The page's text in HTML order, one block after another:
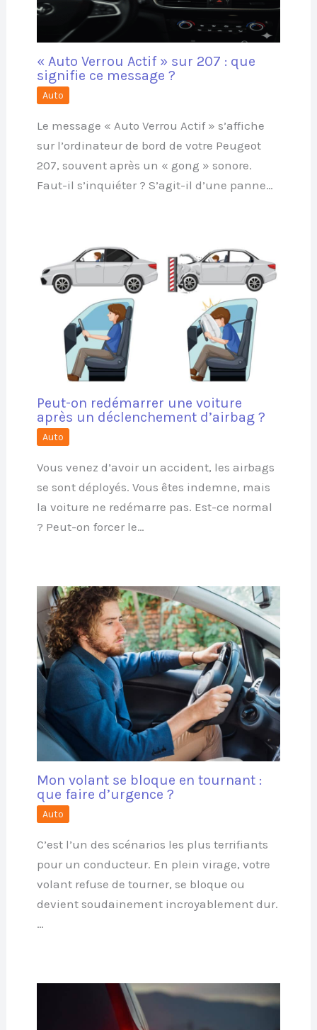
« Auto Verrou Actif » sur 207 : que
signifie ce message ?
Auto
Le message « Auto Verrou Actif » s’affiche
sur l’ordinateur de bord de votre Peugeot
207, souvent après un « gong » sonore.
Faut-il s’inquiéter ? S’agit-il d’une panne…
Peut-on redémarrer une voiture
après un déclenchement d’airbag ?
Auto
Vous venez d’avoir un accident, les airbags
se sont déployés. Vous êtes indemne, mais
la voiture ne redémarre pas. Est-ce normal
? Peut-on forcer le…
Mon volant se bloque en tournant :
que faire d’urgence ?
Auto
C’est l’un des scénarios les plus terrifiants
pour un conducteur. En plein virage, votre
volant refuse de tourner, se bloque ou
devient soudainement incroyablement dur.
…